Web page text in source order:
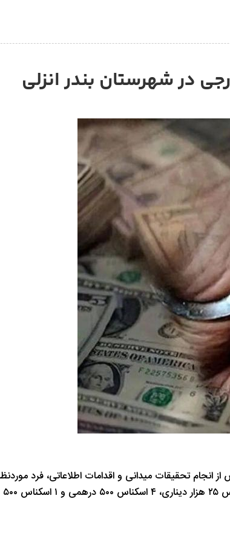
در شهرستان بندر انزلی